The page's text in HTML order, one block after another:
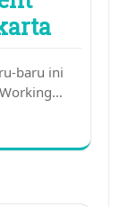
baru ini